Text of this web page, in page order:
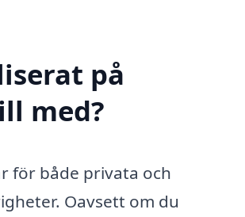
på
med?
för både privata och
Oavsett om du